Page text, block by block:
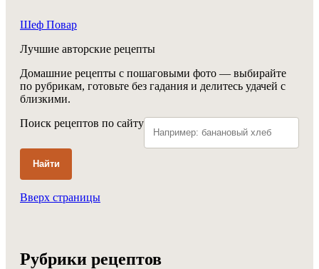
Шеф Повар
Лучшие авторские рецепты
Домашние рецепты с пошаговыми фото — выбирайте
по рубрикам, готовьте без гадания и делитесь удачей с
близкими.
Поиск рецептов по сайту
Найти
Вверх страницы
Рубрики рецептов